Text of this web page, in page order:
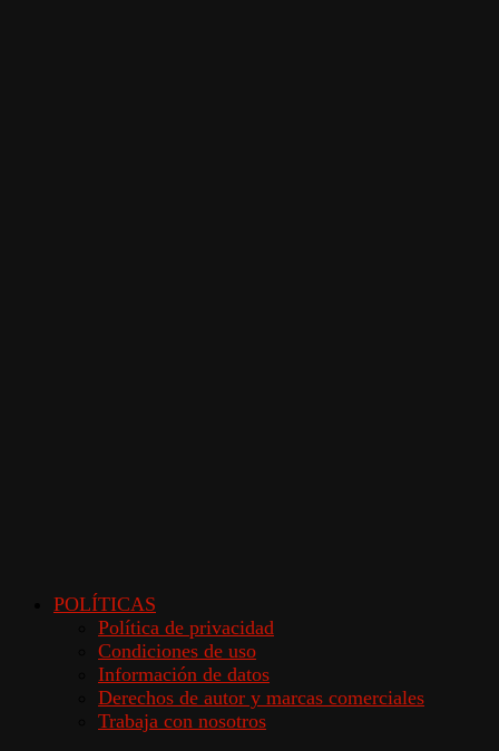
POLÍTICAS
Política de privacidad
Condiciones de uso
Información de datos
Derechos de autor y marcas comerciales
Trabaja con nosotros